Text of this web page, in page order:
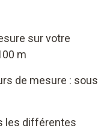
sur votre
m
de mesure : sous
les différentes